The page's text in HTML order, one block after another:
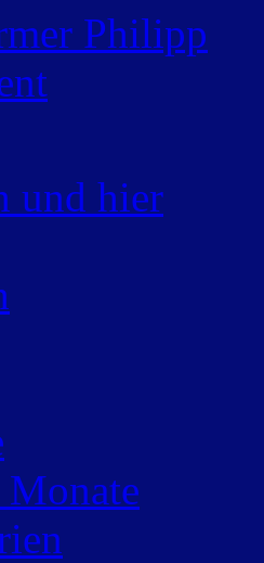
Philipp
und hier